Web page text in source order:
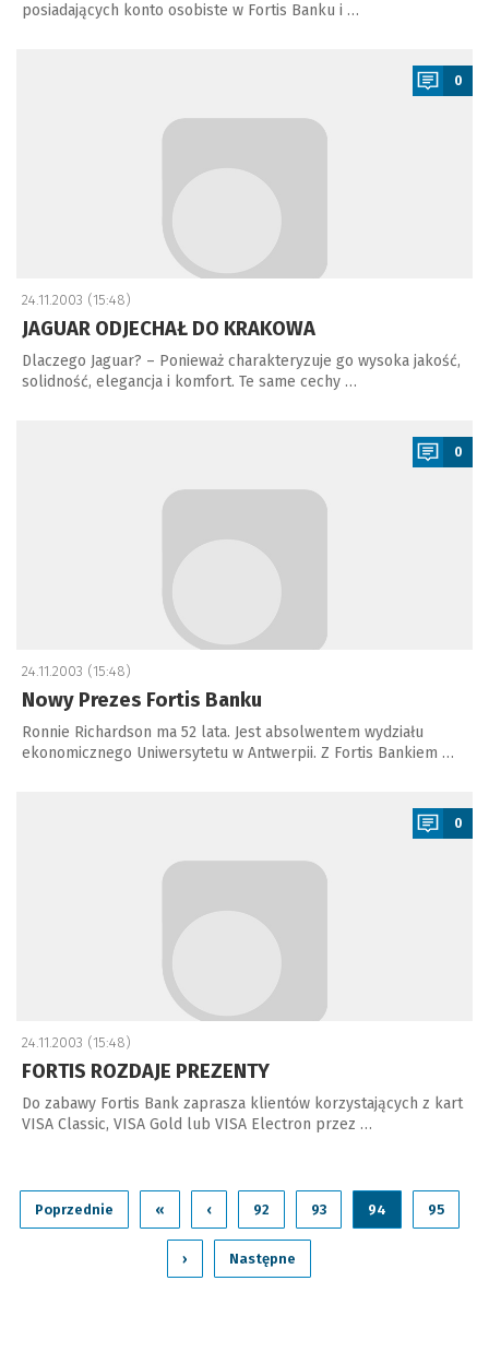
posiadających konto osobiste w Fortis Banku i …
0
24.11.2003 (15:48)
JAGUAR ODJECHAŁ DO KRAKOWA
Dlaczego Jaguar? – Ponieważ charakteryzuje go wysoka jakość,
solidność, elegancja i komfort. Te same cechy …
0
24.11.2003 (15:48)
Nowy Prezes Fortis Banku
Ronnie Richardson ma 52 lata. Jest absolwentem wydziału
ekonomicznego Uniwersytetu w Antwerpii. Z Fortis Bankiem …
0
24.11.2003 (15:48)
FORTIS ROZDAJE PREZENTY
Do zabawy Fortis Bank zaprasza klientów korzystających z kart
VISA Classic, VISA Gold lub VISA Electron przez …
Poprzednie « ‹ 92 93 94 95
› Następne